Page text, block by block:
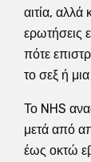
αιτία,
ερωτήσεις
πότε
το σεξ ή
Το NHS
μετά από
έως οκτώ